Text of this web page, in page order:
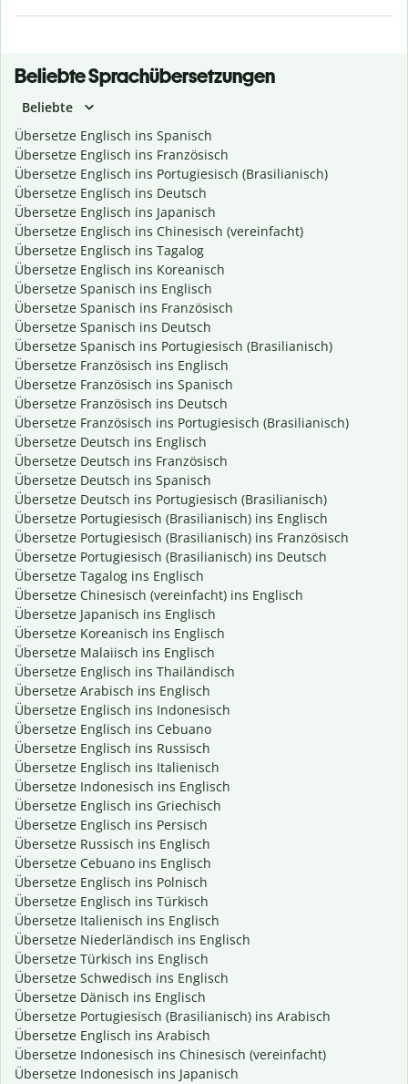
Beliebte Sprachübersetzungen
Beliebte
Übersetze Englisch ins Spanisch
Übersetze Englisch ins Französisch
Übersetze Englisch ins Portugiesisch (Brasilianisch)
Übersetze Englisch ins Deutsch
Übersetze Englisch ins Japanisch
Übersetze Englisch ins Chinesisch (vereinfacht)
Übersetze Englisch ins Tagalog
Übersetze Englisch ins Koreanisch
Übersetze Spanisch ins Englisch
Übersetze Spanisch ins Französisch
Übersetze Spanisch ins Deutsch
Übersetze Spanisch ins Portugiesisch (Brasilianisch)
Übersetze Französisch ins Englisch
Übersetze Französisch ins Spanisch
Übersetze Französisch ins Deutsch
Übersetze Französisch ins Portugiesisch (Brasilianisch)
Übersetze Deutsch ins Englisch
Übersetze Deutsch ins Französisch
Übersetze Deutsch ins Spanisch
Übersetze Deutsch ins Portugiesisch (Brasilianisch)
Übersetze Portugiesisch (Brasilianisch) ins Englisch
Übersetze Portugiesisch (Brasilianisch) ins Französisch
Übersetze Portugiesisch (Brasilianisch) ins Deutsch
Übersetze Tagalog ins Englisch
Übersetze Chinesisch (vereinfacht) ins Englisch
Übersetze Japanisch ins Englisch
Übersetze Koreanisch ins Englisch
Übersetze Malaiisch ins Englisch
Übersetze Englisch ins Thailändisch
Übersetze Arabisch ins Englisch
Übersetze Englisch ins Indonesisch
Übersetze Englisch ins Cebuano
Übersetze Englisch ins Russisch
Übersetze Englisch ins Italienisch
Übersetze Indonesisch ins Englisch
Übersetze Englisch ins Griechisch
Übersetze Englisch ins Persisch
Übersetze Russisch ins Englisch
Übersetze Cebuano ins Englisch
Übersetze Englisch ins Polnisch
Übersetze Englisch ins Türkisch
Übersetze Italienisch ins Englisch
Übersetze Niederländisch ins Englisch
Übersetze Türkisch ins Englisch
Übersetze Schwedisch ins Englisch
Übersetze Dänisch ins Englisch
Übersetze Portugiesisch (Brasilianisch) ins Arabisch
Übersetze Englisch ins Arabisch
Übersetze Indonesisch ins Chinesisch (vereinfacht)
Übersetze Indonesisch ins Japanisch